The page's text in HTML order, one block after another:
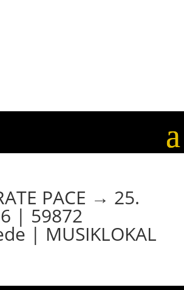
PACE → 25.
| 59872
| MUSIKLOKAL